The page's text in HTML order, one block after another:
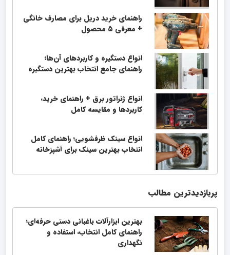
راهنمای خرید دریل برای مصارف خانگی
+ معرفی ۵ محصول
انواع دستگیره و کاربردهای آن‌ها؛
راهنمای جامع انتخاب بهترین دستگیره
انواع ژنراتور برق + راهنمای خرید،
کاربردها و مقایسه کامل
انواع سینک ظرفشویی؛ راهنمای کامل
انتخاب بهترین سینک برای آشپزخانه
پربازدیدترین مطالب
بهترین ابزارآلات باغبانی دستی حرفه‌ای؛
راهنمای کامل انتخاب، استفاده و
نگهداری